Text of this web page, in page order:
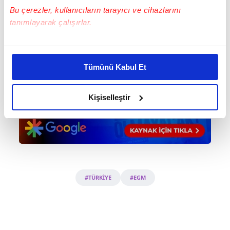
Bu çerezler, kullanıcıların tarayıcı ve cihazlarını
tanımlayarak çalışırlar.
Bu çerezlere izin vermeniz halinde sizlere özel
daha iyi reklam deneyimi yaşatabiliriz. Bunu yaparken
amacımızın size daha iyi bir reklam deneyimi sunmak
olduğunu ve sizlere en iyi içerikleri sunabilmek adına
elimizden gelen çabayı gösterdiğimizi ve bu noktada,
reklamların maliyetlerimizi karşılamak noktasında tek gelir
kalemimiz olduğunu sizlere hatırlatmak isteriz.
Tümünü Kabul Et
Kişiselleştir
#TÜRKİYE #EGM